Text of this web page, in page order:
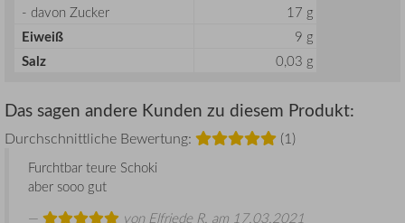
- davon Zucker
17 g
Eiweiß 9 g
Salz 0,03 g
Das sagen andere Kunden zu diesem Produkt:
Durchschnittliche Bewertung: (1)
Furchtbar teure Schoki
aber sooo gut
von Elfriede R. am 17.03.2021